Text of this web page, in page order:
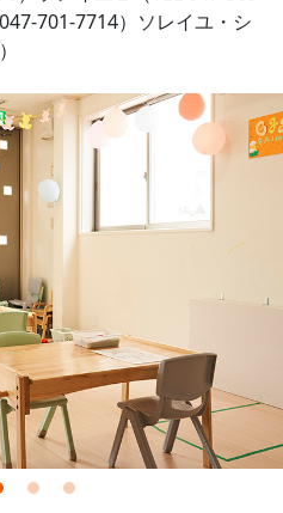
701-7714）ソレイユ・シ